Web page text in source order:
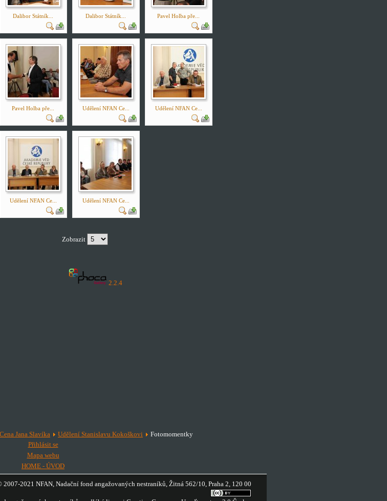
Dalibor Státník... Dalibor Státník... Pavel Holba pře...
Pavel Holba pře... Udělení NFAN Ce... Udělení NFAN Ce...
Udělení NFAN Ce... Udělení NFAN Ce...
Zobrazit
2.2.4
Cena Jana Slavíka Udělení Stanislavu Kokoškovi
Fotomomentky
Přihlásit se
Mapa webu
HOME - ÚVOD
2007-2021 NFAN, Nadační fond angažovaných nestraníků, Žitná 562/10, Praha 2, 120 00